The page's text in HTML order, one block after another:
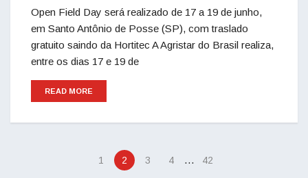
Open Field Day será realizado de 17 a 19 de junho,
em Santo Antônio de Posse (SP), com traslado
gratuito saindo da Hortitec A Agristar do Brasil realiza,
entre os dias 17 e 19 de
READ MORE
1 2 3 4 … 42